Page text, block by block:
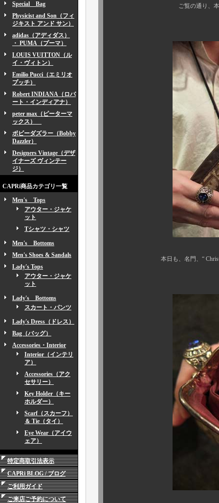
Special Bag
Physicist and Son（フィ
ジキスト アンド サン）
adidas（アディダス）
・ PUMA（プーマ）
LOUIS VUITTON（ル
イ・ヴィトン）
Emilio Pucci（エミリオ
プッチ）
Robert INDIANA（ロバ
ート・インディアナ）
peter max（ピーターマ
ックス）
ボビーダズラー（Bobby
Dazzler）
Designers Vintage（デザ
イナーズ ヴィンテー
ジ）
CAPRi商品カテゴリ一覧
Men's Tops
アウター・ジャケ
ット
Tシャツ・シャツ
Men's Bottoms
Men's Shoes & Sandals
Lady's Tops
アウター・ジャケ
ット
Lady's Bottoms
スカート・パンツ
Lady's Dress（ドレス）
Bag（バッグ）
Accessories・Interior
Interior（インテリ
ア）
Accessories（アク
セサリー）
Key Holder（キー
ホルダー）
Scarf（スカーフ）
＆ Tie（タイ）
Eye Wear（アイウ
ェア）
特定商取引法表示
CAPRi BLOG / ブログ
ご利用ガイド
ご来店ご予約について
ご覧の通り、本日も素晴ら
本日も、名門、“ Christian Dior